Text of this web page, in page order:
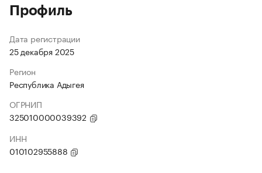
Профиль
Дата регистрации
25 декабря 2025
Регион
Республика Адыгея
ОГРНИП
325010000039392
ИНН
010102955888